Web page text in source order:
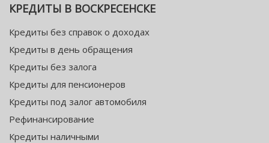
КРЕДИТЫ В ВОСКРЕСЕНСКЕ
Кредиты без справок о доходах
Кредиты в день обращения
Кредиты без залога
Кредиты для пенсионеров
Кредиты под залог автомобиля
Рефинансирование
Кредиты наличными